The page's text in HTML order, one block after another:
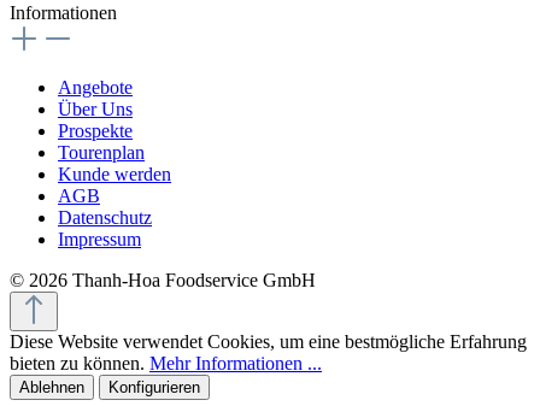
Informationen
Angebote
Über Uns
Prospekte
Tourenplan
Kunde werden
AGB
Datenschutz
Impressum
© 2026 Thanh-Hoa Foodservice GmbH
Diese Website verwendet Cookies, um eine bestmögliche Erfahrung
bieten zu können. Mehr Informationen ...
Ablehnen Konfigurieren